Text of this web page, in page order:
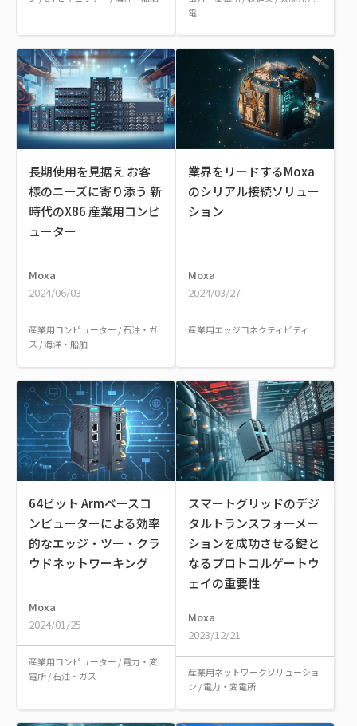
電
長期使用を見据え お客
様のニーズに寄り添う 新
時代のX86 産業用コンピ
ューター
Moxa
2024/06/03
産業用コンピューター /石油・ガ
ス /海洋・船舶
業界をリードするMoxa
のシリアル接続ソリュー
ション
Moxa
2024/03/27
産業用エッジコネクティビティ
64ビット Armベースコ
ンピューターによる効率
的なエッジ・ツー・クラ
ウドネットワーキング
Moxa
2024/01/25
産業用コンピューター /電力・変
電所/石油・ガス
スマートグリッドのデジ
タルトランスフォーメー
ションを成功させる鍵と
なるプロトコルゲートウ
ェイの重要性
Moxa
2023/12/21
産業用ネットワークソリューショ
ン /電力・変電所